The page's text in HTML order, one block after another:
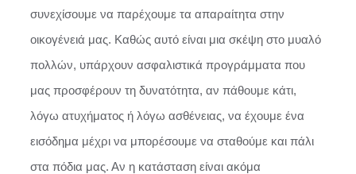
συνεχίσουμε να παρέχουμε τα απαραίτητα στην
οικογένειά μας. Καθώς αυτό είναι μια σκέψη στο μυαλό
πολλών, υπάρχουν ασφαλιστικά προγράμματα που
μας προσφέρουν τη δυνατότητα, αν πάθουμε κάτι,
λόγω ατυχήματος ή λόγω ασθένειας, να έχουμε ένα
εισόδημα μέχρι να μπορέσουμε να σταθούμε και πάλι
στα πόδια μας. Αν η κατάσταση είναι ακόμα